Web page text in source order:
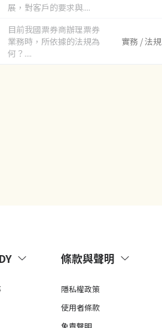
展，對客戶的要求與....
目前我國票券商辦理票券
業務時，所依據的法規為
何？....
實務 / 法規
條款與聲明
隱私權政策
使用者條款